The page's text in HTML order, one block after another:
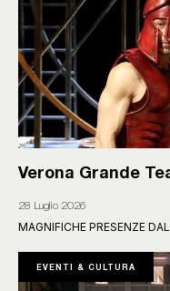
Verona Grande
28 Luglio 2026
MAGNIFICHE PRESENZE
EVENTI & CULTURA